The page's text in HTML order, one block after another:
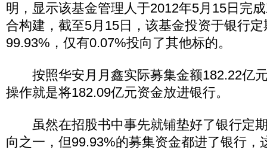
明，显示该基金管理人于2012年5月15日完
合构建，截至5月15日，该基金投资于银行
99.93%，仅有0.07%投向了其他标的。
按照华安月月鑫实际募集金额182.22亿
操作就是将182.09亿元资金放进银行。
虽然在招股书中事先就铺垫好了银行定
向之一，但99.93%的募集资金都进了银行，